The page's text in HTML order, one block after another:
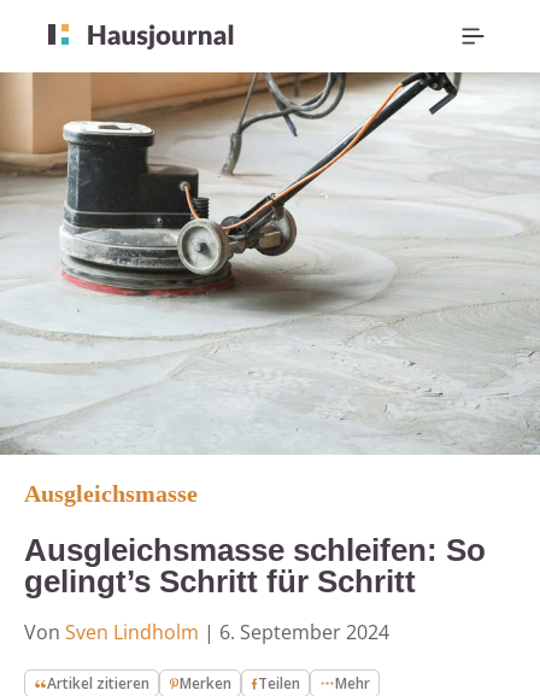
Ausgleichsmasse
Ausgleichsmasse schleifen: So
gelingt’s Schritt für Schritt
Von Sven Lindholm | 6. September 2024
Artikel zitieren Merken Teilen Mehr